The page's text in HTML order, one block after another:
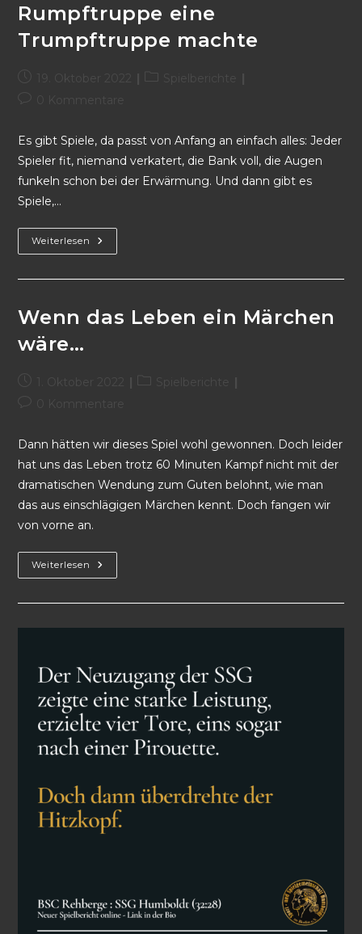
Rumpftruppe eine
Trumpftruppe machte
19. Oktober 2022
Spielberichte
0 Kommentare
Es gibt Spiele, da passt von Anfang an einfach alles: Jeder
Spieler fit, niemand verkatert, die Bank voll, die Augen
funkeln schon bei der Erwärmung. Und dann gibt es
Spiele,…
Weiterlesen
Wenn das Leben ein Märchen
wäre…
1. Oktober 2022
Spielberichte
0 Kommentare
Dann hätten wir dieses Spiel wohl gewonnen. Doch leider
hat uns das Leben trotz 60 Minuten Kampf nicht mit der
dramatischen Wendung zum Guten belohnt, wie man
das aus einschlägigen Märchen kennt. Doch fangen wir
von vorne an.
Weiterlesen